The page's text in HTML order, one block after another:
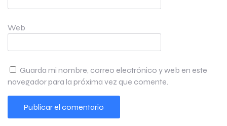
Web
Guarda mi nombre, correo electrónico y web en este
navegador para la próxima vez que comente.